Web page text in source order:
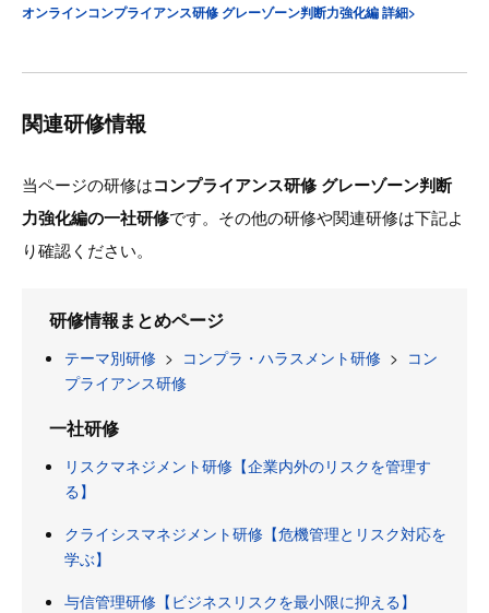
オンラインコンプライアンス研修 グレーゾーン判断力強化編 詳細>
関連研修情報
当ページの研修はコンプライアンス研修 グレーゾーン判断
力強化編の一社研修です。その他の研修や関連研修は下記よ
り確認ください。
研修情報まとめページ
テーマ別研修 > コンプラ・ハラスメント研修 > コン
プライアンス研修
一社研修
リスクマネジメント研修【企業内外のリスクを管理す
る】
クライシスマネジメント研修【危機管理とリスク対応を
学ぶ】
与信管理研修【ビジネスリスクを最小限に抑える】